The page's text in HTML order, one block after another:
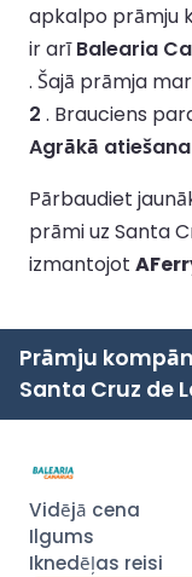
apkalpo prāmju
ir arīBalearia
. Šajā prāmja
2 . Brauciens
Agrākā atiešana
Pārbaudiet
prāmi uz Santa
izmantojot
Prāmju
Santa Cruz de